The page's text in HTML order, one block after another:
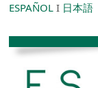
ESPAÑOL I 日本語